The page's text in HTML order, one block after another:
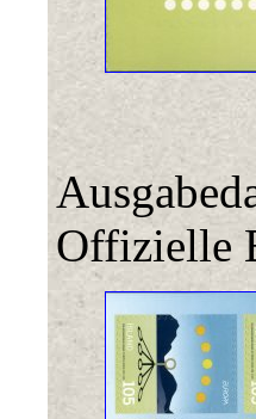
Offizielle